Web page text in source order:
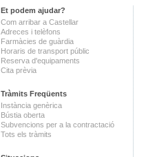
Et podem ajudar?
Com arribar a Castellar
Adreces i telèfons
Farmàcies de guàrdia
Horaris de transport públic
Reserva d'equipaments
Cita prèvia
Tràmits Freqüents
Instància genèrica
Bústia oberta
Subvencions per a la contractació
Tots els tràmits